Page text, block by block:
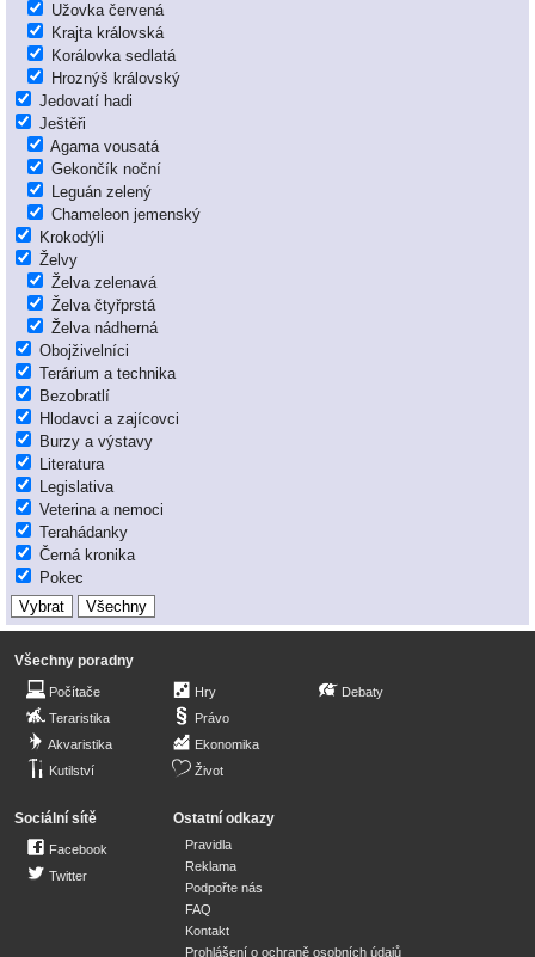
Užovka červená
Krajta královská
Korálovka sedlatá
Hroznýš královský
Jedovatí hadi
Ještěři
Agama vousatá
Gekončík noční
Leguán zelený
Chameleon jemenský
Krokodýli
Želvy
Želva zelenavá
Želva čtyřprstá
Želva nádherná
Obojživelníci
Terárium a technika
Bezobratlí
Hlodavci a zajícovci
Burzy a výstavy
Literatura
Legislativa
Veterina a nemoci
Terahádanky
Černá kronika
Pokec
Všechny poradny
Počítače
Teraristika
Akvaristika
Kutilství
Hry
Právo
Ekonomika
Život
Debaty
Sociální sítě
Facebook
Twitter
Ostatní odkazy
Pravidla
Reklama
Podpořte nás
FAQ
Kontakt
Prohlášení o ochraně osobních údajů